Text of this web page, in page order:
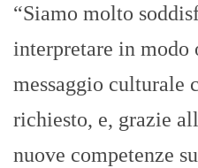
“Siamo molto
interpretare in
messaggio culturale
richiesto, e, grazie
nuove competenze